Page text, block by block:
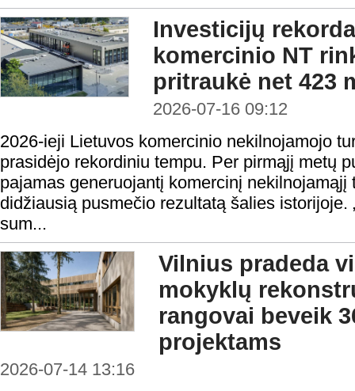
Investicijų
komercinio NT
pritraukė net 423
2026-07-16 09:12
2026-ieji Lietuvos komercinio nekilnojamojo
prasidėjo rekordiniu tempu. Per pirmąjį metų
pajamas generuojantį komercinį
didžiausią pusmečio rezultatą šalies istorijoje.
sum...
Vilnius pradeda
mokyklų
rangovai beveik
projektams
2026-07-14 13:16